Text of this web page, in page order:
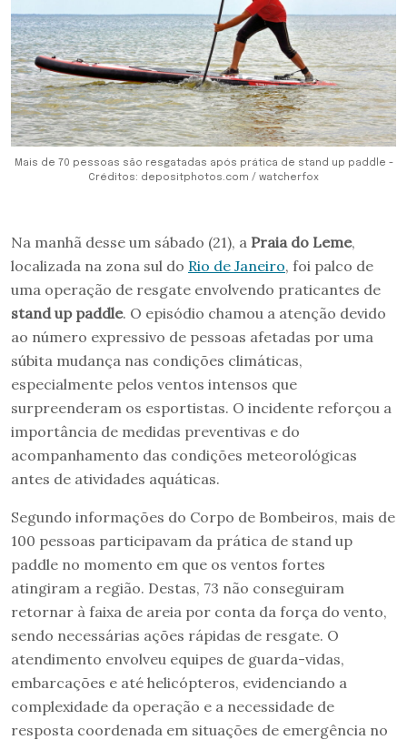
Mais de 70 pessoas são resgatadas após prática de stand up paddle -
Créditos: depositphotos.com / watcherfox
Na manhã desse um sábado (21), a Praia do Leme,
localizada na zona sul do Rio de Janeiro, foi palco de
uma operação de resgate envolvendo praticantes de
stand up paddle. O episódio chamou a atenção devido
ao número expressivo de pessoas afetadas por uma
súbita mudança nas condições climáticas,
especialmente pelos ventos intensos que
surpreenderam os esportistas. O incidente reforçou a
importância de medidas preventivas e do
acompanhamento das condições meteorológicas
antes de atividades aquáticas.
Segundo informações do Corpo de Bombeiros, mais de
100 pessoas participavam da prática de stand up
paddle no momento em que os ventos fortes
atingiram a região. Destas, 73 não conseguiram
retornar à faixa de areia por conta da força do vento,
sendo necessárias ações rápidas de resgate. O
atendimento envolveu equipes de guarda-vidas,
embarcações e até helicópteros, evidenciando a
complexidade da operação e a necessidade de
resposta coordenada em situações de emergência no